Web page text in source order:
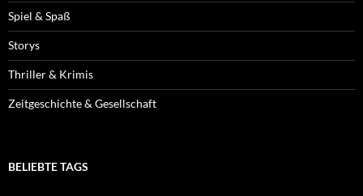
Spiel & Spaß
Storys
Thriller & Krimis
Zeitgeschichte & Gesellschaft
BELIEBTE TAGS